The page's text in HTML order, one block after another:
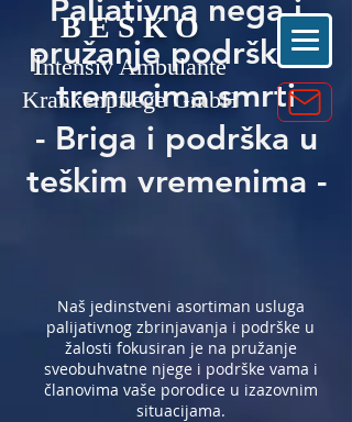
B E S K O
Intensiv Ambulante
Krankenpflege GmbH
Paliativna nega i
pružanje podrške u
trenucima smrti
- Briga i podrška u
teškim vremenima -
Naš jedinstveni asortiman usluga
palijativnog zbrinjavanja i podrške u
žalosti fokusiran je na pružanje
sveobuhvatne njege i podrške vama i
članovima vaše porodice u izazovnim
situacijama.